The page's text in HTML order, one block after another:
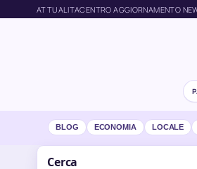
ATTUALITACENTRO AGGIORNAMENTO
BLOG ECONOMIA LOCALE
Cerca